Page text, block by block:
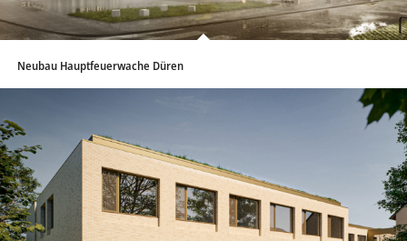
Neubau Hauptfeuerwache Düren